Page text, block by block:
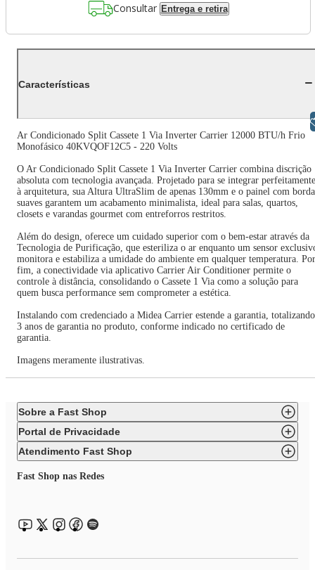
Consultar Entrega e retira
Características
Ar Condicionado Split Cassete 1 Via Inverter Carrier 12000 BTU/h Frio
Monofásico 40KVQOF12C5 - 220 Volts
O Ar Condicionado Split Cassete 1 Via Inverter Carrier combina discrição
absoluta com tecnologia avançada. Projetado para se integrar perfeitamente
à arquitetura, sua Altura UltraSlim de apenas 130mm e o painel com
suaves garantem um acabamento minimalista, ideal para salas, quartos,
closets e varandas gourmet com entreforros restritos.
Além do design, oferece um cuidado superior com o bem-estar através da
Tecnologia de Purificação, que esteriliza o ar enquanto um sensor
monitora e estabiliza a umidade do ambiente em qualquer temperatura. Por
fim, a conectividade via aplicativo Carrier Air Conditioner permite o
controle à distância, consolidando o Cassete 1 Via como a solução para
quem busca performance sem comprometer a estética.
Instalando com credenciado a Midea Carrier estende a garantia, totalizando
3 anos de garantia no produto, conforme indicado no certificado de
garantia.
Imagens meramente ilustrativas.
Sobre a Fast Shop
Portal de Privacidade
Atendimento Fast Shop
Fast Shop nas Redes
Libras